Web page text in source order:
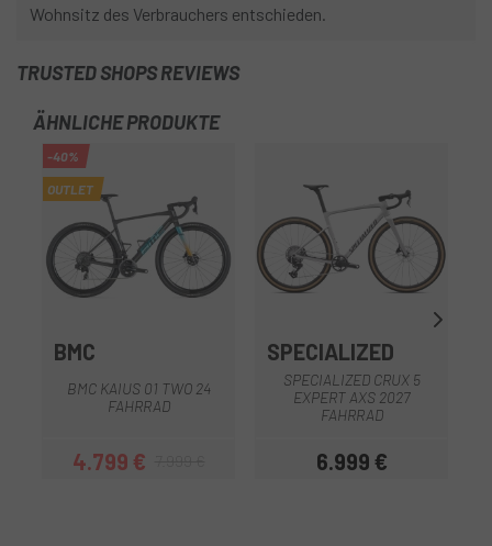
Wohnsitz des Verbrauchers entschieden.
TRUSTED SHOPS REVIEWS
ÄHNLICHE PRODUKTE
-40%
OUTLET
BMC
BMC KAIUS 01 TWO 24
FAHRRAD
Preis
4.799 €Regulärer Preis
SPECIALIZED
SPECIALIZED CRUX 5
EXPERT AXS 2027
FAHRRAD
Preis
6.999 €